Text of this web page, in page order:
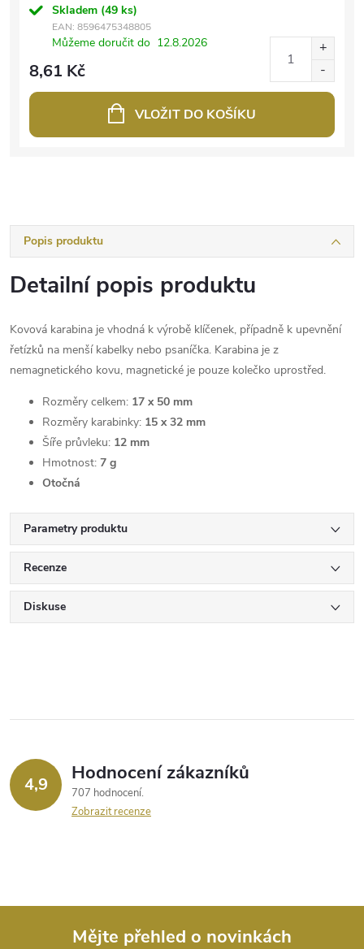
Skladem (49 ks)
EAN: 8596475348805
Můžeme doručit do 12.8.2026
8,61 Kč
VLOŽIT DO KOŠÍKU
Popis produktu
Detailní popis produktu
Kovová karabina je vhodná k výrobě klíčenek, případně k upevnění
řetízků na menší kabelky nebo psaníčka. Karabina je z
nemagnetického kovu, magnetické je pouze kolečko uprostřed.
Rozměry celkem: 17 x 50 mm
Rozměry karabinky: 15 x 32 mm
Šíře průvleku: 12 mm
Hmotnost: 7 g
Otočná
Parametry produktu
Recenze
Diskuse
4,9 Hodnocení zákazníků
707 hodnocení
Zobrazit recenze
Mějte přehled o novinkách